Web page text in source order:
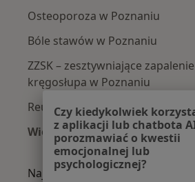
Osteoporoza w Poznaniu
Bóle stawów w Poznaniu
ZZSK – zesztywniające
kręgosłupa w Poznaniu
Reumatoidalne zapalenie
Więcej (15)
Więcej w kategorii:
Najpopularniejsze ubezpieczenia
Czy kiedykolwiek
z aplikacji lub chatbota
porozmawiać o kwestii
emocjonalnej lub
psychologicznej?